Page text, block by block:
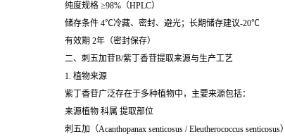
纯度规格 ≥98%（HPLC）
储存条件 4℃冷藏、密封、避光；长期储存建议-20℃
有效期 2年（密封保存）
二、 刺五加苷B/紫丁香苷提取来源与生产工艺
1. 植物来源
紫丁香苷广泛存在于多种植物中，主要来源包括：
来源植物 科属 提取部位
刺五加（Acanthopanax senticosus / Eleutherococcus